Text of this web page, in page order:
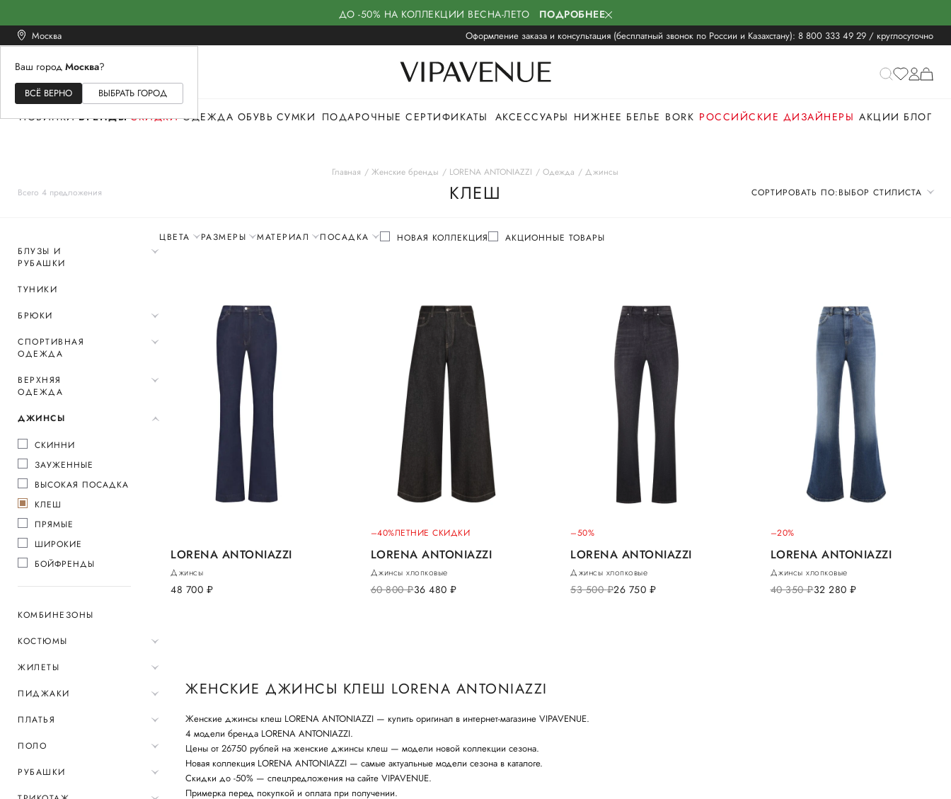
ДО -50% НА КОЛЛЕКЦИИ ВЕСНА-ЛЕТО ПОДРОБНЕЕ
Москва Оформление заказа и консультация (бесплатный звонок по России и Казахстану): 8 800 333 49 29 / круглосуточно
Ваш город Москва?
ВСЁ ВЕРНО ВЫБРАТЬ ГОРОД
ЖЕНСКОЕМУЖСКОЕ
НОВИНКИ БРЕНДЫ СКИДКИ ОДЕЖДА ОБУВЬ СУМКИ ПОДАРОЧНЫЕ СЕРТИФИКАТЫ АКСЕССУАРЫ НИЖНЕЕ БЕЛЬЕ BORK РОССИЙСКИЕ ДИЗАЙНЕРЫ АКЦИИ БЛОГ
Всего 4 предложения
Главная Женские бренды LORENA ANTONIAZZI Одежда Джинсы
КЛЕШ СОРТИРОВАТЬ ПО:ВЫБОР СТИЛИСТА
БЛУЗЫ И
РУБАШКИ
ТУНИКИ
БРЮКИ
СПОРТИВНАЯ
ОДЕЖДА
ВЕРХНЯЯ
ОДЕЖДА
ДЖИНСЫ
СКИННИ
ЗАУЖЕННЫЕ
ВЫСОКАЯ ПОСАДКА
КЛЕШ
ПРЯМЫЕ
ШИРОКИЕ
БОЙФРЕНДЫ
КОМБИНЕЗОНЫ
КОСТЮМЫ
ЖИЛЕТЫ
ПИДЖАКИ
ПЛАТЬЯ
ПОЛО
РУБАШКИ
ЦВЕТА РАЗМЕРЫ МАТЕРИАЛ ПОСАДКА НОВАЯ КОЛЛЕКЦИЯ АКЦИОННЫЕ ТОВАРЫ
LORENA ANTONIAZZI
Джинсы
48 700 руб.
–40%ЛЕТНИЕ СКИДКИ
LORENA ANTONIAZZI
Джинсы хлопковые
60 800руб.36 480 руб.
–50%
LORENA ANTONIAZZI
Джинсы хлопковые
53 500руб.26 750 руб.
–20%
LORENA ANTONIAZZI
Джинсы хлопковые
40 350руб.32 280 руб.
ЖЕНСКИЕ ДЖИНСЫ КЛЕШ LORENA ANTONIAZZI
Женские джинсы клеш LORENA ANTONIAZZI — купить оригинал в интернет-магазине VIPAVENUE.
4 модели бренда LORENA ANTONIAZZI.
Цены от 26750 рублей на женские джинсы клеш — модели новой коллекции сезона.
Новая коллекция LORENA ANTONIAZZI — самые актуальные модели сезона в каталоге.
Скидки до -50% — спецпредложения на сайте VIPAVENUE.
Примерка перед покупкой и оплата при получении.